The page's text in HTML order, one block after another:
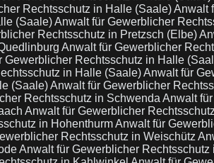
Rechtsschutz in Halle (Saale)Anwalt
(Saale)Anwalt für Gewerblicher
Rechtsschutz in Pretzsch (Elbe)
Anwalt für Gewerblicher
Gewerblicher Rechtsschutz in Halle
in Halle (Saale)Anwalt für
(Saale)Anwalt für Gewerblicher
Rechtsschutz in Schwenda Anwalt
Anwalt für Gewerblicher
in HohenthurmAnwalt für
Rechtsschutz in Weischütz
Anwalt für Gewerblicher Rechtsschutz